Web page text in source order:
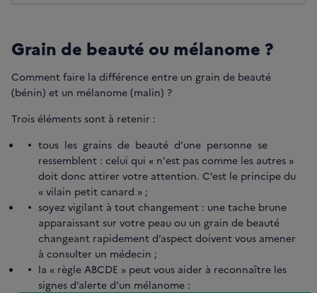
Grain de beauté ou mélanome ?
Comment faire la différence entre un grain de beauté
(bénin) et un mélanome (malin) ?
Trois éléments sont à retenir :
tous les grains de beauté d’une personne se
ressemblent : celui qui « n'est pas comme les autres »
doit donc attirer votre attention. C’est le principe du
« vilain petit canard » ;
soyez vigilant à tout changement : une tache brune
apparaissant sur votre peau ou un grain de beauté
changeant rapidement d’aspect doivent vous amener
à consulter un médecin ;
la « règle ABCDE » peut vous aider à reconnaître les
signes d’alerte d’un mélanome :